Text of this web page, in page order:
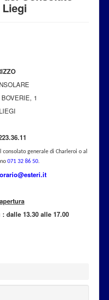
1
consolato generale di Charleroi o al
071 32 86 50.
: dalle 13.30 alle 17.00